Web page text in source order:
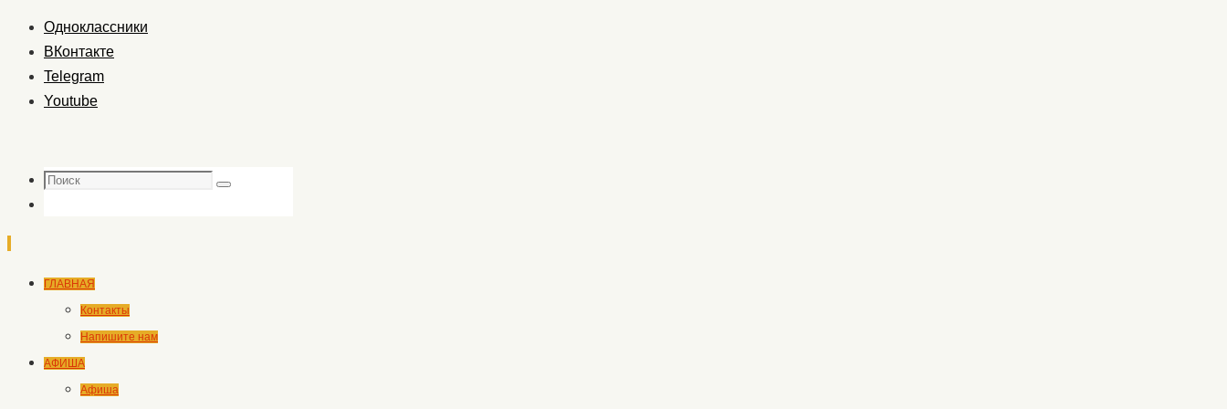
Одноклассники
ВКонтакте
Telegram
Youtube
Поиск
Поиск
Перейти
содержимому
ГЛАВНАЯ
Контакты
Напишите нам
АФИША
Афиша